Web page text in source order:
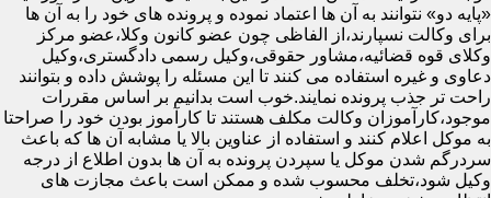
«پایه دو» نتوانند به آن ها اعتماد نموده و پرونده های خود را به آن ها
برای وکالت نسپارند،از الفاظی چون عضو کانون وکلا،عضو مرکز
وکلای قوه قضائیه،مشاور حقوقی،وکیل رسمی دادگستری،وکیل
دعاوی و غیره استفاده می کنند تا این مسئله را پوشش داده و بتوانند
راحت تر جذب پرونده نمایند.خوب است بدانیم بر اساس مقررات
موجود،کارآموزان وکالت مکلف هستند تا کارآموز بودن خود را صراحتا
به موکل اعلام کنند و استفاده از عناوین بالا یا مشابه آن ها که باعث
سردرگم شدن موکل یا سپردن پرونده به آن ها بدون اطلاع از درجه
وکیل شود،تخلف محسوب شده و ممکن است باعث مجازت های